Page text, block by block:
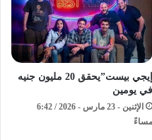
إيجي بيست”يحقق 20 مليون جنيه
في يومين
الإثنين - 23 مارس - 2026 / 6:42
مساءً